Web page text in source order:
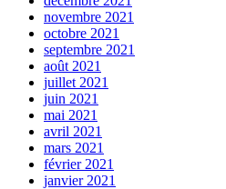
novembre 2021
octobre 2021
septembre 2021
août 2021
juillet 2021
juin 2021
mai 2021
avril 2021
mars 2021
février 2021
janvier 2021